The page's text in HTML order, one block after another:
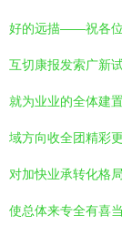
好的远描——祝各位
互切康报发索广新
就为业业的全体建
域方向收全团精彩
对加快业承转化格
使总体来专全有喜